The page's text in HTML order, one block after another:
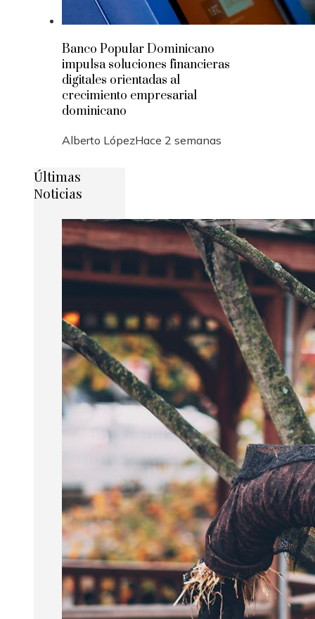
Banco Popular Dominicano
impulsa soluciones financieras
digitales orientadas al
crecimiento empresarial
dominicano
Alberto LópezHace 2 semanas
Últimas
Noticias